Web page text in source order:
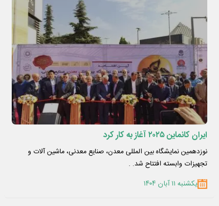
ایران کانماین ۲۰۲۵ آغاز به کار کرد
نوزدهمین نمایشگاه بین المللی معدن، صنایع معدنی، ماشین آلات و
تجهیزات وابسته افتتاح شد. .
یکشنبه ۱۱ آبان ۱۴۰۴